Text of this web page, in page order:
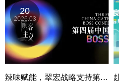
20
2026.03
辣味赋能，翠宏战略支持第四届中国餐饮BOSS大会，开启行业新篇章！